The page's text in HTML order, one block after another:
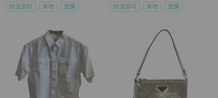
狀況良好 本地 免運 狀況尚可 本地 免運